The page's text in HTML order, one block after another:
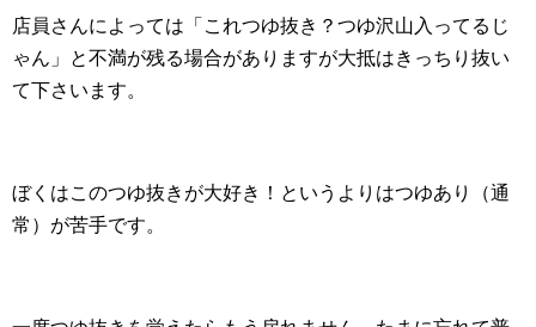
店員さんによっては「これつゆ抜き？つゆ沢山入ってるじ
ゃん」と不満が残る場合がありますが大抵はきっちり抜い
て下さいます。
ぼくはこのつゆ抜きが大好き！というよりはつゆあり（通
常）が苦手です。